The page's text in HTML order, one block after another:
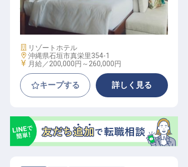
ハウスキーピング│年間休日120日／
福利厚生充実／内定までWEB完結可
施設業態
リゾートホテル
勤務地
沖縄県石垣市真栄里354-1
給与
月給／200,000円～ 260,000円
キープする 詳しく見る